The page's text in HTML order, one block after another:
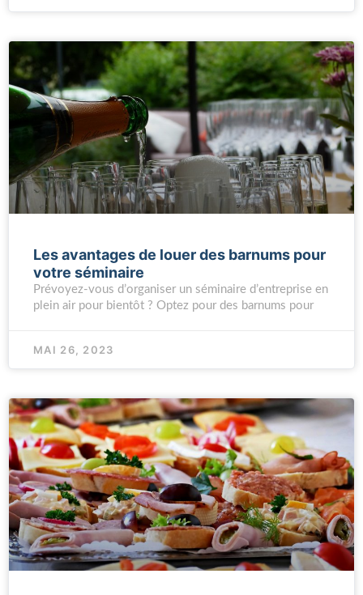
Les avantages de louer des barnums pour
votre séminaire
Prévoyez-vous d’organiser un séminaire d’entreprise en
plein air pour bientôt ? Optez pour des barnums pour
MAI 26, 2023